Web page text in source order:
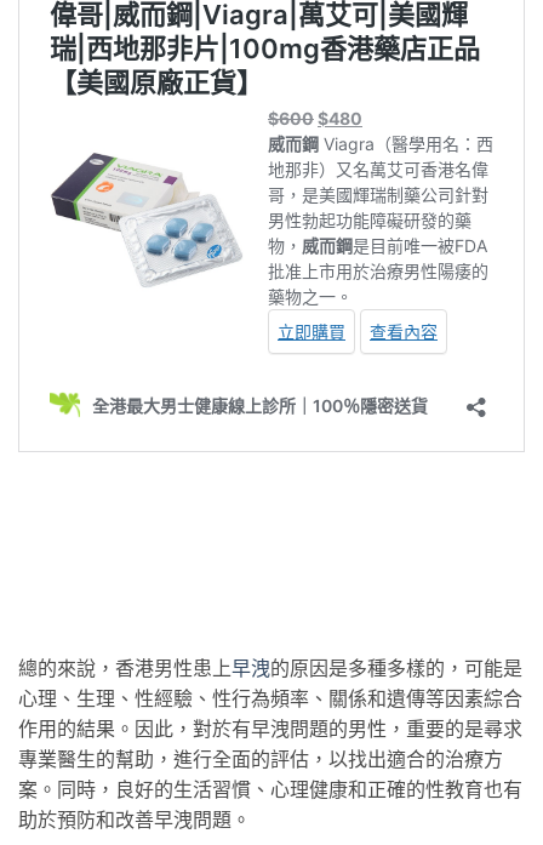
總的來說，香港男性患上早洩的原因是多種多樣的，可能是
心理、生理、性經驗、性行為頻率、關係和遺傳等因素綜合
作用的結果。因此，對於有早洩問題的男性，重要的是尋求
專業醫生的幫助，進行全面的評估，以找出適合的治療方
案。同時，良好的生活習慣、心理健康和正確的性教育也有
助於預防和改善早洩問題。